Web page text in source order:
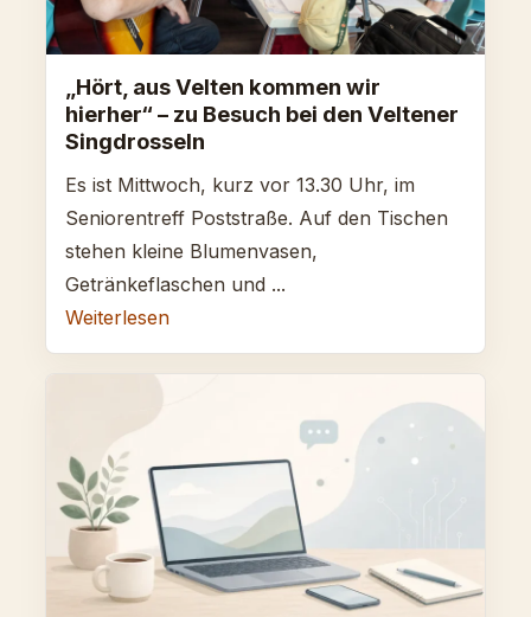
„Hört, aus Velten kommen wir
hierher“ – zu Besuch bei den Veltener
Singdrosseln
Es ist Mittwoch, kurz vor 13.30 Uhr, im
Seniorentreff Poststraße. Auf den Tischen
stehen kleine Blumenvasen,
Getränkeflaschen und ...
Weiterlesen